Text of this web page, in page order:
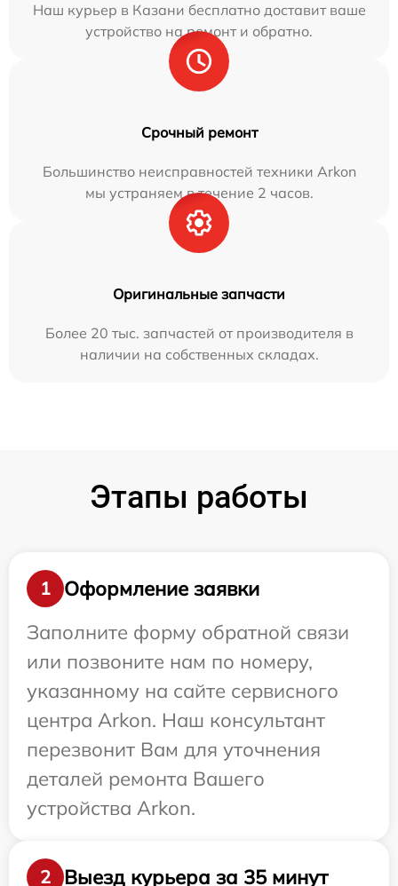
Наш курьер в Казани бесплатно доставит ваше
устройство на ремонт и обратно.
Срочный ремонт
Большинство неисправностей техники Arkon
мы устраняем в течение 2 часов.
Оригинальные запчасти
Более 20 тыс. запчастей от производителя в
наличии на собственных складах.
Этапы работы
1
Оформление заявки
Заполните форму обратной связи
или позвоните нам по номеру,
указанному на сайте сервисного
центра Arkon. Наш консультант
перезвонит Вам для уточнения
деталей ремонта Вашего
устройства Arkon.
2 Выезд курьера за 35 минут